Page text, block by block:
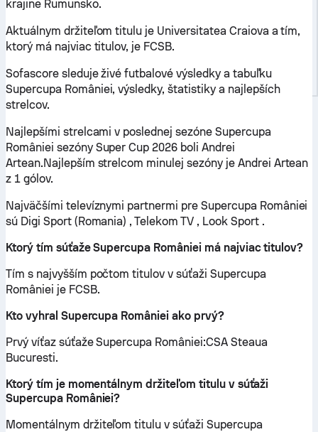
krajine Rumunsko.
Aktuálnym držiteľom titulu je Universitatea Craiova a tím,
ktorý má najviac titulov, je FCSB.
Sofascore sleduje živé futbalové výsledky a tabuľku
Supercupa României, výsledky, štatistiky a najlepších
strelcov.
Najlepšími strelcami v poslednej sezóne Supercupa
României sezóny Super Cup 2026 boli Andrei
Artean.Najlepším strelcom minulej sezóny je Andrei Artean
z 1 gólov.
Najväčšími televíznymi partnermi pre Supercupa României
sú Digi Sport (Romania) , Telekom TV , Look Sport .
Ktorý tím súťaže Supercupa României má najviac titulov?
Tím s najvyšším počtom titulov v súťaži Supercupa
României je FCSB.
Kto vyhral Supercupa României ako prvý?
Prvý víťaz súťaže Supercupa României:CSA Steaua
Bucuresti.
Ktorý tím je momentálnym držiteľom titulu v súťaži
Supercupa României?
Momentálnym držiteľom titulu v súťaži Supercupa